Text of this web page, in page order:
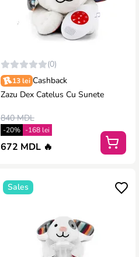
(0)
13 lei Cashback
Zazu Dex Catelus Cu Sunete
840 MDL
-20% -168 lei
672 MDL 🔥
Sales